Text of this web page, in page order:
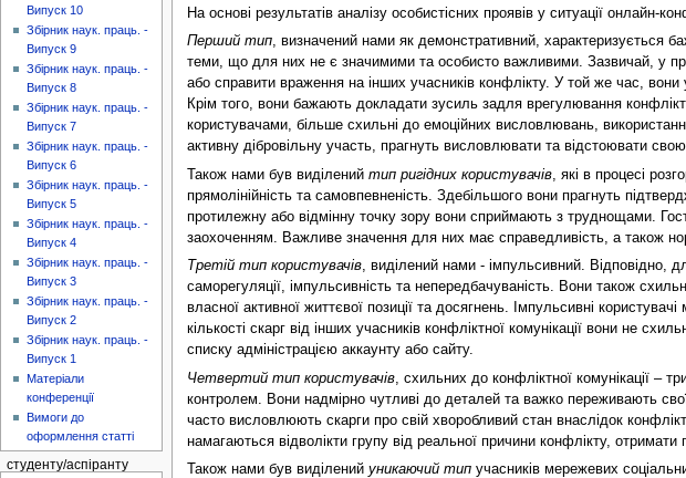
На основі результатів аналізу особистісних проявів у ситуації онлайн-
Перший тип, визначений нами як демонстративний, характеризується
теми, що для них не є значимими та особисто важливими. Зазвичай, у
або справити враження на інших учасників конфлікту. У той же час, вони
Крім того, вони бажають докладати зусиль задля врегулювання
користувачами, більше схильні до емоційних висловлювань,
активну дібровільну участь, прагнуть висловлювати та відстоювати
Також нами був виділений тип ригідних користувачів, які в процесі
прямолінійність та самовпевненість. Здебільшого вони прагнуть
протилежну або відмінну точку зору вони сприймають з труднощами.
заохоченням. Важливе значення для них має справедливість, а також
Третій тип користувачів, виділений нами - імпульсивний. Відповідно,
саморегуляції, імпульсивність та непередбачуваність. Вони також
власної активної життєвої позиції та досягнень. Імпульсивні
кількості скарг від інших учасників конфліктної комунікації вони не
списку адміністрацією аккаунту або сайту.
Четвертий тип користувачів, схильних до конфліктної комунікації –
контролем. Вони надмірно чутливі до деталей та важко переживають
часто висловлюють скарги про свій хворобливий стан внаслідок
намагаються відволікти групу від реальної причини конфлікту, отримати
Також нами був виділений уникаючий типучасників мережевих
Випуск 10
Збірник наук. праць. -
Випуск 9
Збірник наук. праць. -
Випуск 8
Збірник наук. праць. -
Випуск 7
Збірник наук. праць. -
Випуск 6
Збірник наук. праць. -
Випуск 5
Збірник наук. праць. -
Випуск 4
Збірник наук. праць. -
Випуск 3
Збірник наук. праць. -
Випуск 2
Збірник наук. праць. -
Випуск 1
Матеріали
конференції
Вимоги до
оформлення статті
студенту/аспіранту